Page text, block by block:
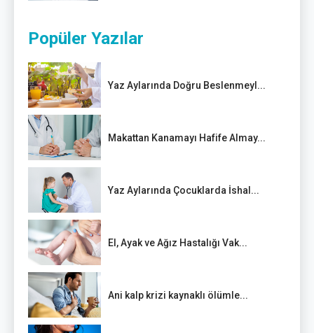
Popüler Yazılar
Yaz Aylarında Doğru Beslenmeyl...
Makattan Kanamayı Hafife Almay...
Yaz Aylarında Çocuklarda İshal...
El, Ayak ve Ağız Hastalığı Vak...
Ani kalp krizi kaynaklı ölümle...